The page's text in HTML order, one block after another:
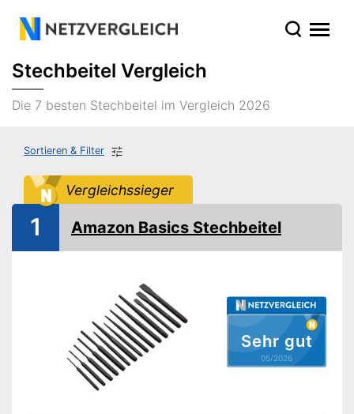
Stechbeitel Vergleich
Die 7 besten Stechbeitel im Vergleich 2026
Sortieren & Filter
Vergleichssieger
Sehr gut
05/2026
1 Amazon Basics Stechbeitel